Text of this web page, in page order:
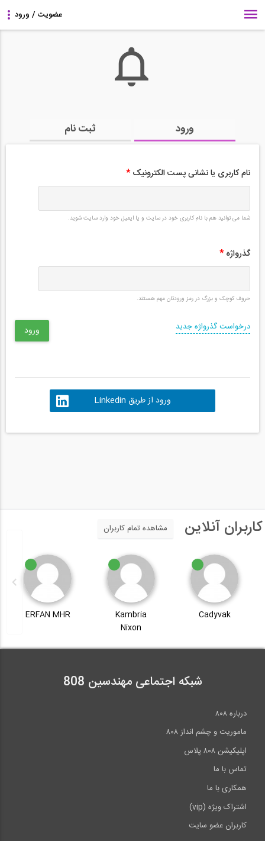
ورود ثبت نام
نام کاربری یا نشانی پست الکترونیک *
شما می توانید هم با نام کاربری خود در سایت و یا ایمیل خود وارد سایت شوید.
گذرواژه *
حروف کوچک و بزرگ در رمز ورودتان مهم هستند.
درخواست گذرواژه جدید
ورود از طریق Linkedin
کاربران آنلاین مشاهده تمام کاربران
Cadyvak
Kambria
Nixon
ERFAN MHR
شبکه اجتماعی مهندسین 808
درباره ۸۰۸
ماموریت و چشم انداز ۸۰۸
اپلیکیشن ۸۰۸ پلاس
تماس با ما
همکاری با ما
اشتراک ویژه (vip)
کاربران عضو سایت